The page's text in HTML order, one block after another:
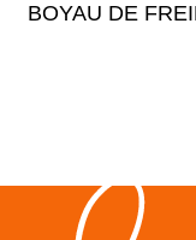
BOYAU DE